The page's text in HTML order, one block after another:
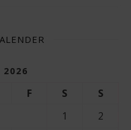
F S
S
1
2